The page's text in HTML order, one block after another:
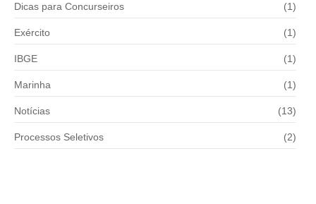
Dicas para Concurseiros (1)
Exército (1)
IBGE (1)
Marinha (1)
Notícias (13)
Processos Seletivos (2)